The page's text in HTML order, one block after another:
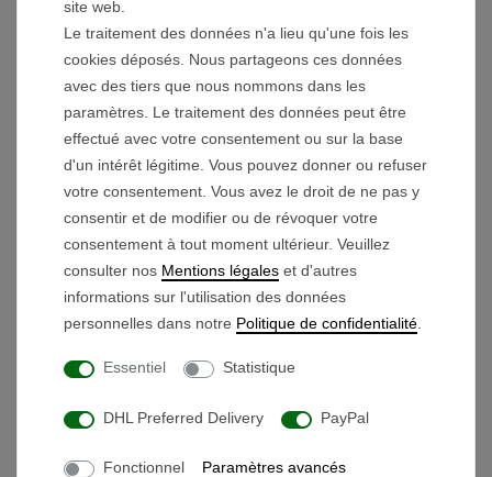
Max. Longueur étirée : < 100 cm
Contenu de la livraison :
2x bandes élastiques
Ces produits pourraient aussi vous plaire
Antivol de roue (2 pcs.)
14,90 € *
site web.
Le traitement des données n'a lieu qu'une fois les
cookies déposés. Nous partageons ces données
avec des tiers que nous nommons dans les
paramètres. Le traitement des données peut être
effectué avec votre consentement ou sur la base
d'un intérêt légitime. Vous pouvez donner ou refuser
votre consentement. Vous avez le droit de ne pas y
consentir et de modifier ou de révoquer votre
consentement à tout moment ultérieur. Veuillez
consulter nos Mentions légales et d'autres
informations sur l'utilisation des données
personnelles dans notre Politique de confidentialité
Essentiel Statistique
DHL Preferred Delivery PayPal
Fonctionnel Paramètres avancés